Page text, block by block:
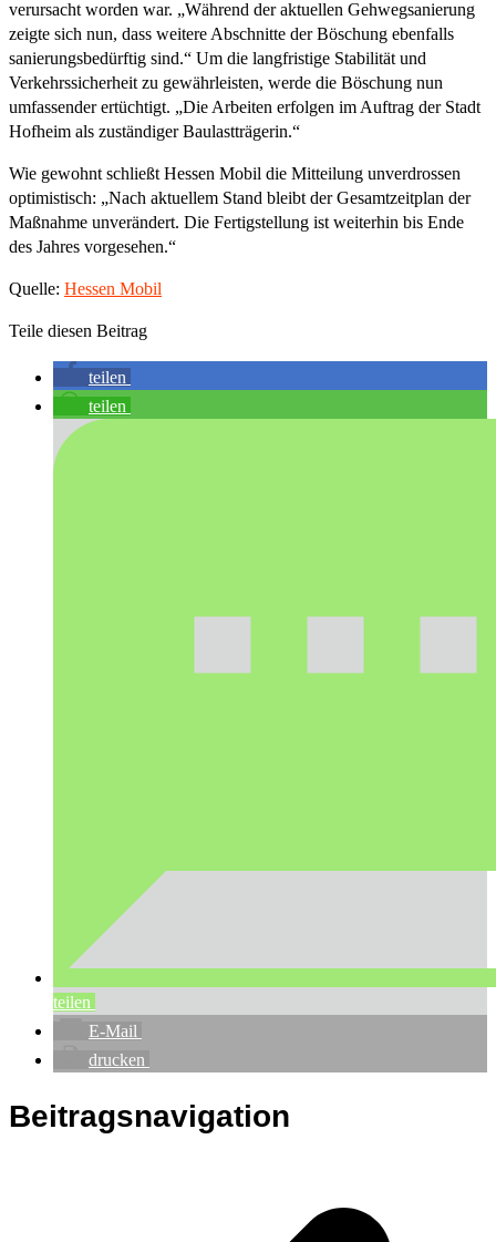
verursacht worden war. „Während der aktuellen Gehwegsanierung
zeigte sich nun, dass weitere Abschnitte der Böschung ebenfalls
sanierungsbedürftig sind.“ Um die langfristige Stabilität und
Verkehrssicherheit zu gewährleisten, werde die Böschung nun
umfassender ertüchtigt. „Die Arbeiten erfolgen im Auftrag der Stadt
Hofheim als zuständiger Baulastträgerin.“
Wie gewohnt schließt Hessen Mobil die Mitteilung unverdrossen
optimistisch: „Nach aktuellem Stand bleibt der Gesamtzeitplan der
Maßnahme unverändert. Die Fertigstellung ist weiterhin bis Ende
des Jahres vorgesehen.“
Quelle: Hessen Mobil
Teile diesen Beitrag
teilen
teilen
teilen
E-Mail
drucken
Beitragsnavigation